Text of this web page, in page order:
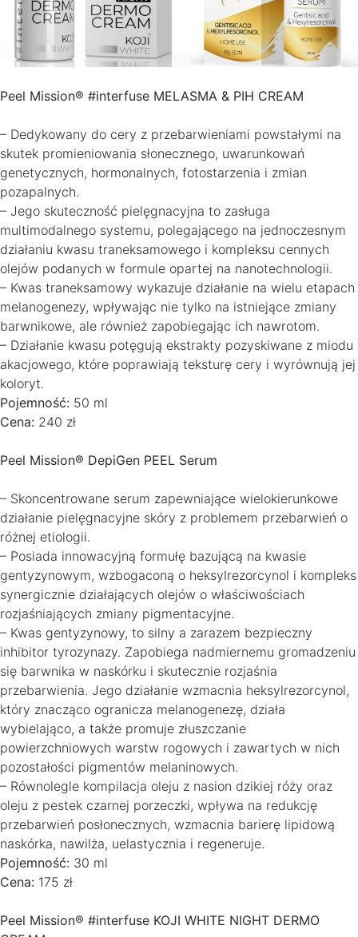
Peel Mission® #interfuse MELASMA & PIH CREAM
– Dedykowany do cery z przebarwieniami powstałymi na
skutek promieniowania słonecznego, uwarunkowań
genetycznych, hormonalnych, fotostarzenia i zmian
pozapalnych.
– Jego skuteczność pielęgnacyjna to zasługa
multimodalnego systemu, polegającego na jednoczesnym
działaniu kwasu traneksamowego i kompleksu cennych
olejów podanych w formule opartej na nanotechnologii.
– Kwas traneksamowy wykazuje działanie na wielu etapach
melanogenezy, wpływając nie tylko na istniejące zmiany
barwnikowe, ale również zapobiegając ich nawrotom.
– Działanie kwasu potęgują ekstrakty pozyskiwane z miodu
akacjowego, które poprawiają teksturę cery i wyrównują jej
koloryt.
Pojemność: 50 ml
Cena: 240 zł
Peel Mission® DepiGen PEEL Serum
– Skoncentrowane serum zapewniające wielokierunkowe
działanie pielęgnacyjne skóry z problemem przebarwień o
różnej etiologii.
– Posiada innowacyjną formułę bazującą na kwasie
gentyzynowym, wzbogaconą o heksylrezorcynol i kompleks
synergicznie działających olejów o właściwościach
rozjaśniających zmiany pigmentacyjne.
– Kwas gentyzynowy, to silny a zarazem bezpieczny
inhibitor tyrozynazy. Zapobiega nadmiernemu gromadzeniu
się barwnika w naskórku i skutecznie rozjaśnia
przebarwienia. Jego działanie wzmacnia heksylrezorcynol,
który znacząco ogranicza melanogenezę, działa
wybielająco, a także promuje złuszczanie
powierzchniowych warstw rogowych i zawartych w nich
pozostałości pigmentów melaninowych.
– Równolegle kompilacja oleju z nasion dzikiej róży oraz
oleju z pestek czarnej porzeczki, wpływa na redukcję
przebarwień posłonecznych, wzmacnia barierę lipidową
naskórka, nawilża, uelastycznia i regeneruje.
Pojemność: 30 ml
Cena: 175 zł
Peel Mission® #interfuse KOJI WHITE NIGHT DERMO